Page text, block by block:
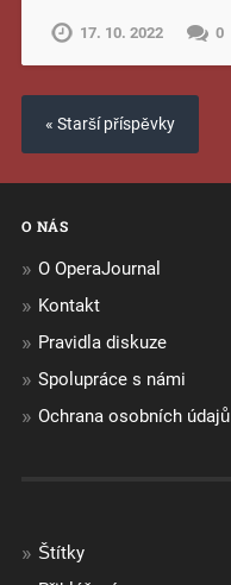
17. 10. 2022 0
« Starší příspěvky
O NÁS
O OperaJournal
Kontakt
Pravidla diskuze
Spolupráce s námi
Ochrana osobních údajů
Štítky